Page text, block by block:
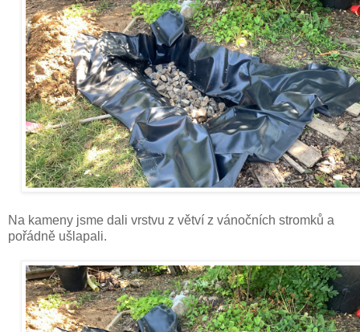
Na kameny jsme dali vrstvu z větví z vánočních stromků a
pořádně ušlapali.